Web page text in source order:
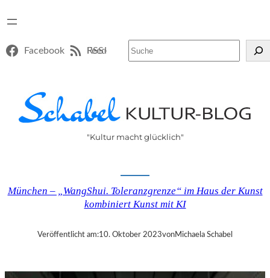
Facebook RSS-Feed
"Kultur macht glücklich"
München – „WangShui. Toleranzgrenze“ im Haus der Kunst
kombiniert Kunst mit KI
Veröffentlicht am:10. Oktober 2023vonMichaela Schabel